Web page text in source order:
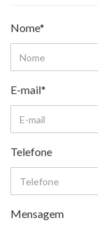
Nome*
E-mail*
Telefone
Mensagem